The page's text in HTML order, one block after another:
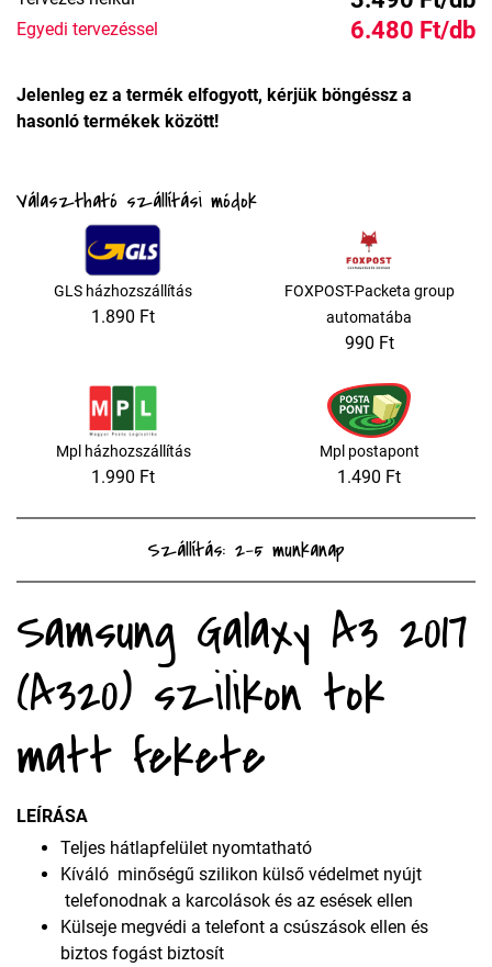
Egyedi tervezéssel 6.480 Ft/db
Jelenleg ez a termék elfogyott, kérjük böngéssz a
hasonló termékek között!
Választható szállítási módok
GLS házhozszállítás
1.890 Ft
FOXPOST-Packeta group
automatába
990 Ft
Mpl házhozszállítás
1.990 Ft
Mpl postapont
1.490 Ft
Szállítás: 2-5 munkanap
Samsung Galaxy A3 2017
(A320) szilikon tok
matt fekete
LEÍRÁSA
Teljes hátlapfelület nyomtatható
Kíváló minőségű szilikon külső védelmet nyújt
telefonodnak a karcolások és az esések ellen
Külseje megvédi a telefont a csúszások ellen és
biztos fogást biztosít